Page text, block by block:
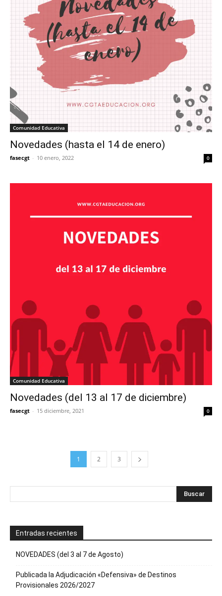
Comunidad Educativa
Novedades (hasta el 14 de enero)
fasecgt - 10 enero, 2022 0
Comunidad Educativa
Novedades (del 13 al 17 de diciembre)
fasecgt - 15 diciembre, 2021 0
1 2 3
Entradas recientes
NOVEDADES (del 3 al 7 de Agosto)
Publicada la Adjudicación «Defensiva» de Destinos
Provisionales 2026/2027